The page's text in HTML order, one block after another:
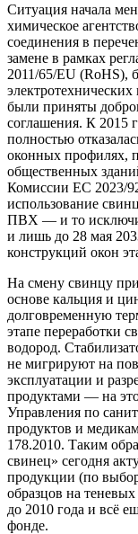
Ситуация начала
химическое
соединения в
замене в рамках
2011/65/EU (RoHS),
были приняты
соглашения. К 2015
полностью
оконных профилях,
общественных
Комиссии ЕС 2023/
использование
ПВХ — и то
и лишь до 28 мая
конструкций окон
На смену свинцу
основе кальция и
долговременную
этапе переработки
водород.
не мигрируют на
эксплуатации и
продуктами — на это
Управления по
продуктов и
178.2010. Таким
свинец» сегодня
продукции (по
образцов на
до 2010 года и всё
фонде.